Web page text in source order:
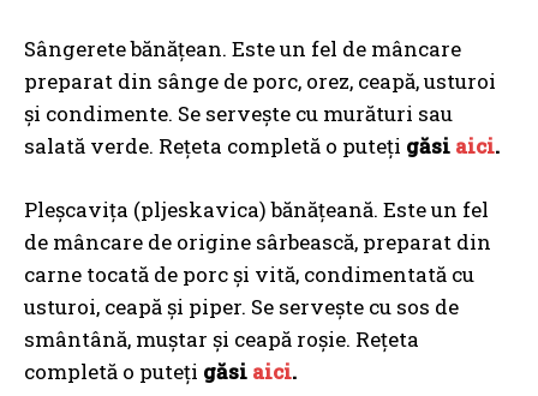
Sângerete bănățean. Este un fel de mâncare
preparat din sânge de porc, orez, ceapă, usturoi
și condimente. Se servește cu murături sau
salată verde. Rețeta completă o puteți găsi aici.
Pleșcavița (pljeskavica) bănățeană. Este un fel
de mâncare de origine sârbească, preparat din
carne tocată de porc și vită, condimentată cu
usturoi, ceapă și piper. Se servește cu sos de
smântână, muștar și ceapă roșie. Rețeta
completă o puteți găsi aici.